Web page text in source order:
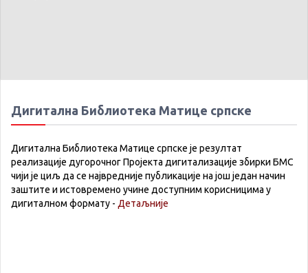
Дигитална Библиотека Матице српске
Дигитална Библиотека Матице српске је резултат
реализације дугорочног Пројекта дигитализације збирки БМС
чији је циљ да се највредније публикације на још један начин
заштите и истовремено учине доступним корисницима у
дигиталном формату - Детаљније